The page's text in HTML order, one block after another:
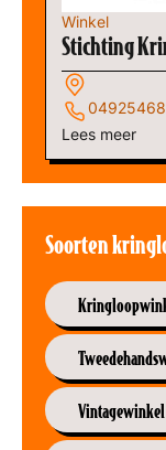
Winkel
Stichting
Lees meer
Soorten
Vintagewinkel